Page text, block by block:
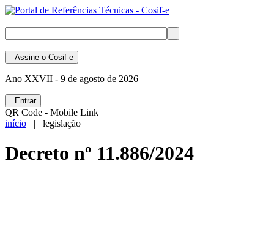
Assine o Cosif-e
Ano XXVII - 9 de agosto de 2026
Entrar
QR Code - Mobile Link
início | legislação
Decreto nº 11.886/2024